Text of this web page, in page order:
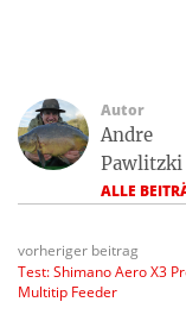
Autor
Andre
Pawlitzki
ALLE
vorheriger beitrag
Test: Shimano Aero X3
Multitip Feeder